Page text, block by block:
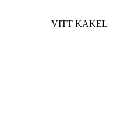
VITT KAKEL